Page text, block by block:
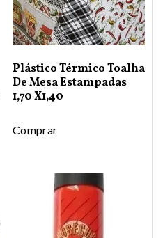
Plástico Térmico Toalha
De Mesa Estampadas
1,70 X1,40
Comprar